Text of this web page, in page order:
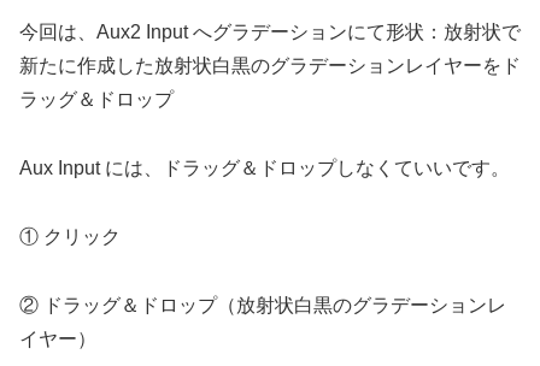
今回は、Aux2 Input へグラデーションにて形状：放射状で
新たに作成した放射状白黒のグラデーションレイヤーをド
ラッグ＆ドロップ
Aux Input には、ドラッグ＆ドロップしなくていいです。
① クリック
② ドラッグ＆ドロップ（放射状白黒のグラデーションレ
イヤー）